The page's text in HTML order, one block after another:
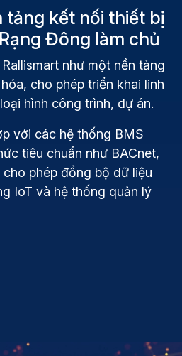
tảng kết nối thiết bị
Đông làm chủ
như một nền tảng
cho phép triển khai linh
hình công trình, dự án.
với các hệ thống BMS
tiêu chuẩn như BACnet,
phép đồng bộ dữ liệu
IoT và hệ thống quản lý